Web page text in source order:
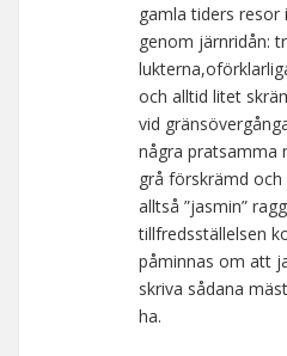
gamla tiders resor
genom järnridån:
och alltid litet
vid
några pratsamma
grå förskrämd
alltså ”jasmin”
tillfredsställelsen
påminnas om att
skriva sådana
ha.